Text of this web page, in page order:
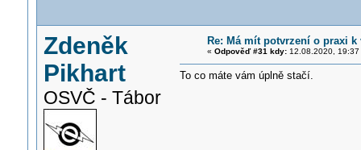
Zdeněk
Pikhart
OSVČ - Tábor
Re: Má mít potvrzení o praxi
« Odpověď #31 kdy:12.08.2020, 19:37
To co máte vám úplně stačí.